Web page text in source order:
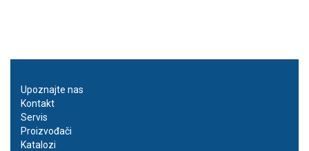
Upoznajte nas
Kontakt
Servis
Proizvođači
Katalozi